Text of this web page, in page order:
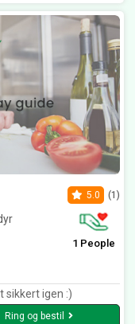
5.0 (1)
1 People
sikkert igen :)
Ring og bestil